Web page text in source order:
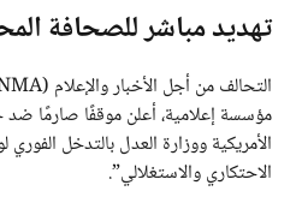
تهديد مباشر للصحافة
مؤسسة إعلامية، أعلن موقفًا صارمًا
الأمريكية ووزارة العدل بالتدخل
الاحتكاري والاستغلالي”.